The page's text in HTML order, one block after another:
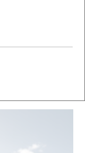
wir auch
Updates. Den
gegeben hat. In
mehr als in der